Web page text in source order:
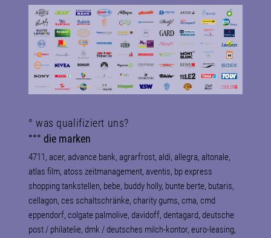
° was qualifiziert uns?
°°° die marken
4711, acer, advance bank, agrarfrost, aldi, allegra, altonale,
atlas film, atoss zeitmanagement, aventis, bp express
shopping tankstellen, bebe, buddy holly, bunte berte, butaris,
cellagon, ces schaltschränke, charity gums, cma, cmd
eppendorf, colgate palmolive, davidoff, dentagard, deutsche
post / philatelie, dmk / deutsches milch-kontor, euro-leasing,